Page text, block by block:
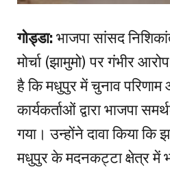
गोड्डा:भाजपा सांसद
मोर्चा (झामुमो) पर गंभीर
है कि मधुपुर में चुनाव
कार्यकर्ताओं द्वारा भाजपा
गया। उन्होंने दावा किया कि
मधुपुर के मदनकट्टा क्षेत्र में